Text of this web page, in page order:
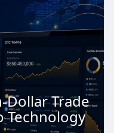
Dollar Trade
Technology